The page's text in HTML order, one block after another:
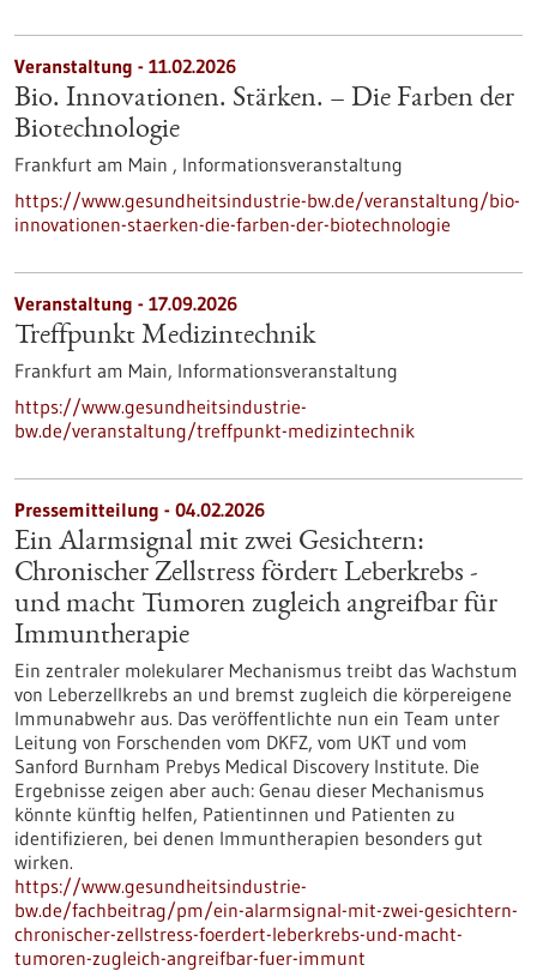
Veranstaltung - 11.02.2026
Bio. Innovationen. Stärken. – Die Farben der
Biotechnologie
Frankfurt am Main , Informationsveranstaltung
https://www.gesundheitsindustrie-bw.de/veranstaltung/bio-
innovationen-staerken-die-farben-der-biotechnologie
Veranstaltung - 17.09.2026
Treffpunkt Medizintechnik
Frankfurt am Main, Informationsveranstaltung
https://www.gesundheitsindustrie-
bw.de/veranstaltung/treffpunkt-medizintechnik
Pressemitteilung - 04.02.2026
Ein Alarmsignal mit zwei Gesichtern:
Chronischer Zellstress fördert Leberkrebs -
und macht Tumoren zugleich angreifbar für
Immuntherapie
Ein zentraler molekularer Mechanismus treibt das Wachstum
von Leberzellkrebs an und bremst zugleich die körpereigene
Immunabwehr aus. Das veröffentlichte nun ein Team unter
Leitung von Forschenden vom DKFZ, vom UKT und vom
Sanford Burnham Prebys Medical Discovery Institute. Die
Ergebnisse zeigen aber auch: Genau dieser Mechanismus
könnte künftig helfen, Patientinnen und Patienten zu
identifizieren, bei denen Immuntherapien besonders gut
wirken.
https://www.gesundheitsindustrie-
bw.de/fachbeitrag/pm/ein-alarmsignal-mit-zwei-gesichtern-
chronischer-zellstress-foerdert-leberkrebs-und-macht-
tumoren-zugleich-angreifbar-fuer-immunt